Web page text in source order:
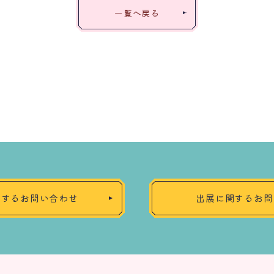
一覧へ戻る
るお問い合わせ 出展に関するお